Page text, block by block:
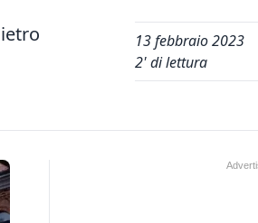
13 febbraio 2023
2' di lettura